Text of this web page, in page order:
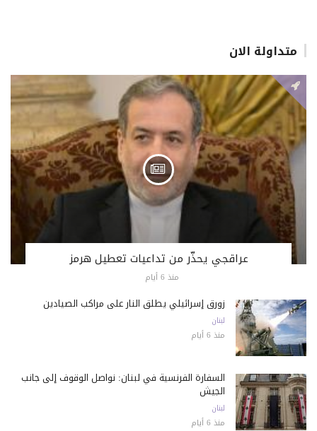
متداولة الان
عراقجي يحذّر من تداعيات تعطيل هرمز
منذ 6 أيام
زورق إسرائيلي يطلق النار على مراكب الصيادين
لبنان
منذ 6 أيام
السفارة الفرنسية في لبنان: نواصل الوقوف إلى جانب
الجيش
لبنان
منذ 6 أيام